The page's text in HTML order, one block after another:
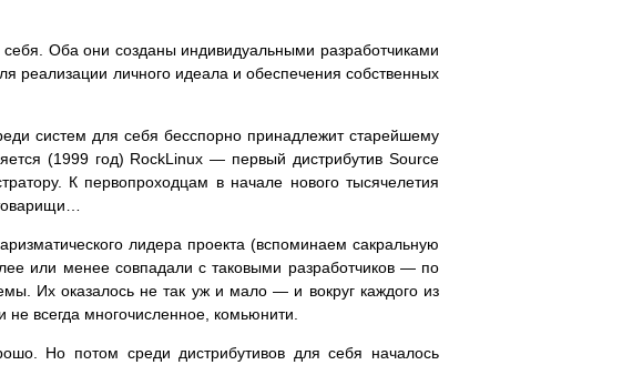
Оба они созданы индивидуальными разработчиками
личного идеала и обеспечения собственных
систем для себя бесспорно принадлежит старейшему
(1999 год) RockLinux — первый дистрибутив Source
К первопроходцам в начале нового тысячелетия
лидера проекта (вспоминаем сакральную
или менее совпадали с таковыми разработчиков — по
Их оказалось не так уж и мало — и вокруг каждого из
всегда многочисленное, комьюнити.
Но потом среди дистрибутивов для себя началось